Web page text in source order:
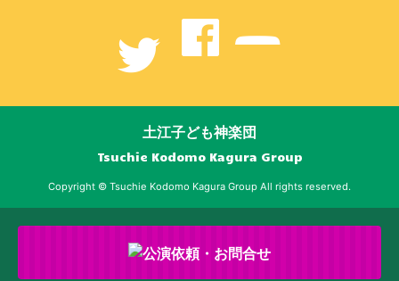
土江子ども神楽団
Tsuchie Kodomo Kagura Group
Copyright © Tsuchie Kodomo Kagura Group All rights reserved.